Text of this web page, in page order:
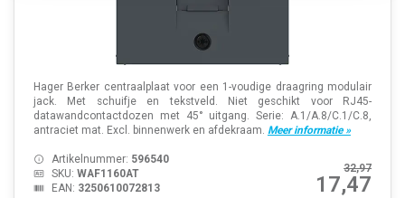
Hager Berker centraalplaat voor een 1-voudige draagring modulair
jack. Met schuifje en tekstveld. Niet geschikt voor RJ45-
datawandcontactdozen met 45° uitgang. Serie: A.1/A.8/C.1/C.8,
antraciet mat. Excl. binnenwerk en afdekraam. Meer informatie »
32,97
17,47
Artikelnummer: 596540
SKU: WAF1160AT
EAN: 3250610072813